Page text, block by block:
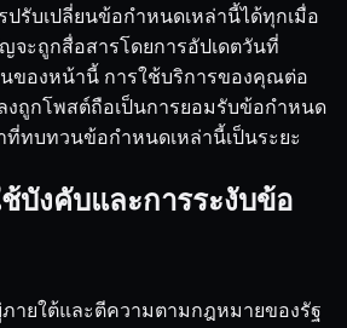
ปรับเปลี่ยนข้อกำหนดเหล่านี้ได้ทุกเมื่อ
จะถูกสื่อสารโดยการอัปเดตวันที่
ของหน้านี้ การใช้บริการของคุณต่อ
งถูกโพสต์ถือเป็นการยอมรับข้อกำหนด
ทบทวนข้อกำหนดเหล่านี้เป็นระยะ
บังคับและการระงับข้อ
ายใต้และตีความตามกฎหมายของรัฐ